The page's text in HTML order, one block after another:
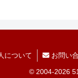
について お問い
© 2004-2026